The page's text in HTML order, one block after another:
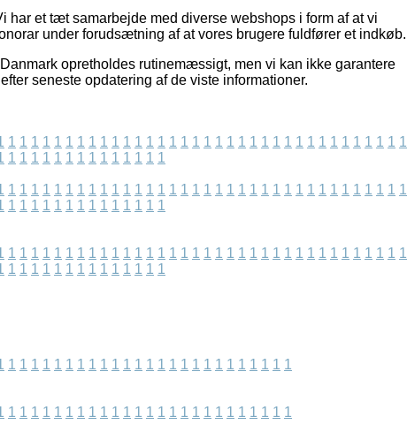
har et tæt samarbejde med diverse webshops i form af at vi
under forudsætning af at vores brugere fuldfører et indkøb.
opretholdes rutinemæssigt, men vi kan ikke garantere
seneste opdatering af de viste informationer.
1 1 1 1 1 1 1 1 1 1 1 1 1 1 1 1 1 1 1 1 1 1 1 1 1 1 1 1 1 1 1 1 1 1 1
1 1 1 1 1 1 1 1 1 1 1 1 1 1
1 1 1 1 1 1 1 1 1 1 1 1 1 1 1 1 1 1 1 1 1 1 1 1 1 1 1 1 1 1 1 1 1 1 1
1 1 1 1 1 1 1 1 1 1 1 1 1 1
1 1 1 1 1 1 1 1 1 1 1 1 1 1 1 1 1 1 1 1 1 1 1 1 1 1 1 1 1 1 1 1 1 1 1
1 1 1 1 1 1 1 1 1 1 1 1 1 1
1 1 1 1 1 1 1 1 1 1 1 1 1 1 1 1 1 1 1 1 1 1 1 1 1
1 1 1 1 1 1 1 1 1 1 1 1 1 1 1 1 1 1 1 1 1 1 1 1 1